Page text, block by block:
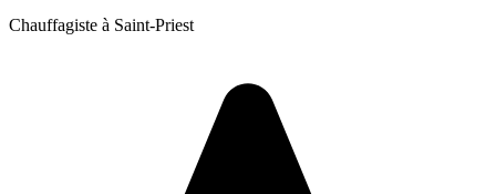
Chauffagiste à Saint-Priest